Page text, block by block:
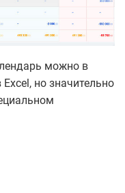
можно в
но значительно